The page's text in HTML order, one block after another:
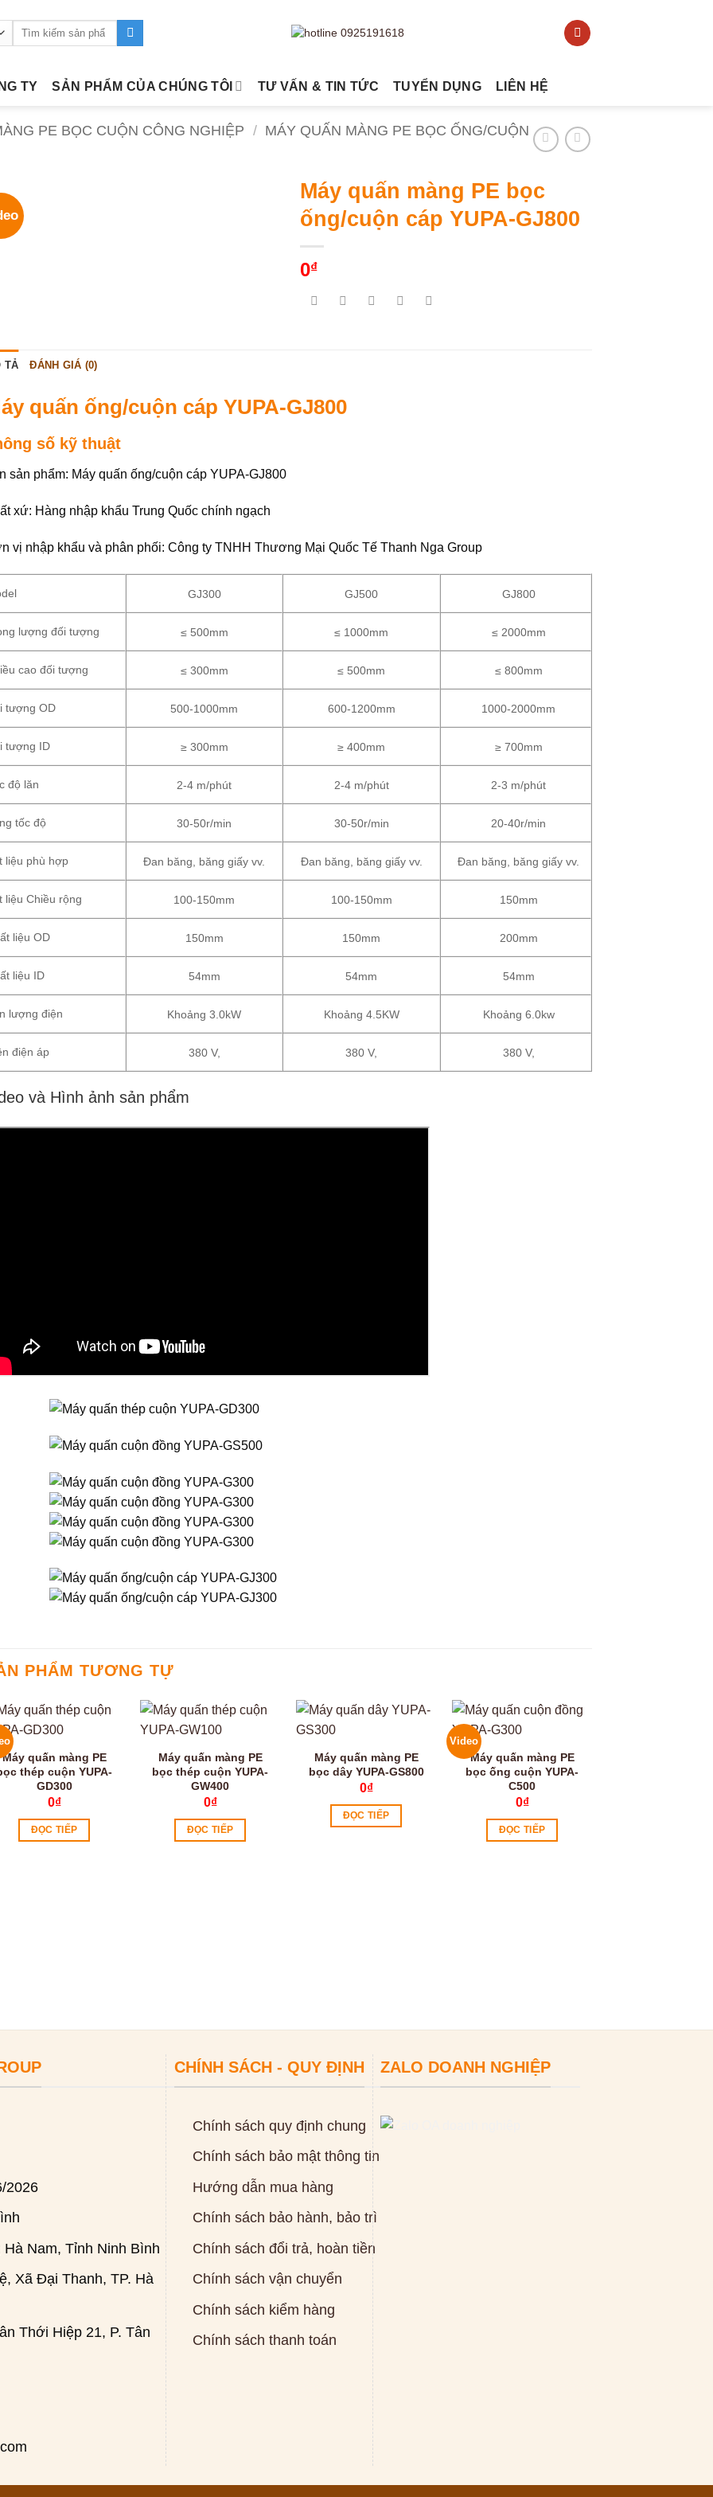
Tìm
TY SẢN PHẨM CỦA CHÚNG TÔI TƯ VẤN & TIN TỨC TUYỂN DỤNG LIÊN HỆ
PE BỌC CUỘN CÔNG NGHIỆP / MÁY QUẤN MÀNG PE BỌC ỐNG/CUỘN
Máy quấn màng PE bọc
ống/cuộn cáp YUPA-GJ800
0₫
TẢ ĐÁNH GIÁ (0)
quấn ống/cuộn cáp YUPA-GJ800
số kỹ thuật
sản phẩm: Máy quấn ống/cuộn cáp YUPA-GJ800
xứ: Hàng nhập khẩu Trung Quốc chính ngạch
vị nhập khẩu và phân phối: Công ty TNHH Thương Mại Quốc Tế Thanh Nga Group
GJ300 GJ500 GJ800
lượng đối tượng ≤ 500mm ≤ 1000mm ≤ 2000mm
cao đối tượng ≤ 300mm ≤ 500mm ≤ 800mm
tượng OD 500-1000mm 600-1200mm 1000-2000mm
tượng ID ≥ 300mm ≥ 400mm ≥ 700mm
độ lăn 2-4 m/phút 2-4 m/phút 2-3 m/phút
tốc độ 30-50r/min 30-50r/min 20-40r/min
liệu phù hợp Đan băng, băng giấy vv. Đan băng, băng giấy vv. Đan băng, băng giấy vv.
liệu Chiều rộng 100-150mm 100-150mm 150mm
liệu OD 150mm 150mm 200mm
liệu ID 54mm 54mm 54mm
lượng điện Khoảng 3.0kW Khoảng 4.5KW Khoảng 6.0kw
điện áp 380 V, 380 V, 380 V,
và Hình ảnh sản phẩm
PHẨM TƯƠNG TỰ
Máy quấn màng PE
thép cuộn YUPA-
GD300
0₫
ĐỌC TIẾP
Máy quấn màng PE
bọc thép cuộn YUPA-
GW400
0₫
ĐỌC TIẾP
Máy quấn màng PE
bọc dây YUPA-GS800
0₫
ĐỌC TIẾP
Video
Máy quấn màng PE
bọc ống cuộn YUPA-
C500
0₫
ĐỌC TIẾP
2026
Nam, Tỉnh Ninh Bình
Xã Đại Thanh, TP. Hà
Thới Hiệp 21, P. Tân
CHÍNH SÁCH - QUY ĐỊNH
Chính sách quy định chung
Chính sách bảo mật thông tin
Hướng dẫn mua hàng
Chính sách bảo hành, bảo trì
Chính sách đổi trả, hoàn tiền
Chính sách vận chuyển
Chính sách kiểm hàng
Chính sách thanh toán
ZALO DOANH NGHIỆP